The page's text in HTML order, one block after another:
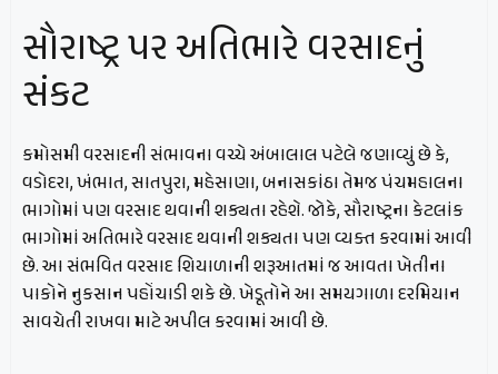
સૌરાષ્ટ્ર પર અતિભારે વરસાદનું
સંકટ
કમોસમી વરસાદની સંભાવના વચ્ચે અંબાલાલ પટેલે જણાવ્યું છે કે,
વડોદરા, ખંભાત, સાતપુરા, મહેસાણા, બનાસકાંઠા તેમજ પંચમહાલના
ભાગોમાં પણ વરસાદ થવાની શક્યતા રહેશે. જોકે, સૌરાષ્ટ્રના કેટલાંક
ભાગોમાં અતિભારે વરસાદ થવાની શક્યતા પણ વ્યક્ત કરવામાં આવી
છે. આ સંભવિત વરસાદ શિયાળાની શરૂઆતમાં જ આવતા ખેતીના
પાકોને નુકસાન પહોંચાડી શકે છે. ખેડૂતોને આ સમયગાળા દરમિયાન
સાવચેતી રાખવા માટે અપીલ કરવામાં આવી છે.